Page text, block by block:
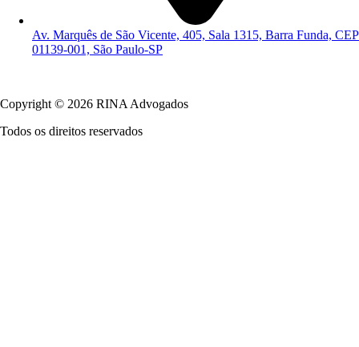
Av. Marquês de São Vicente, 405, Sala 1315, Barra Funda, CEP
01139-001, São Paulo-SP
Copyright © 2026 RINA Advogados
Todos os direitos reservados